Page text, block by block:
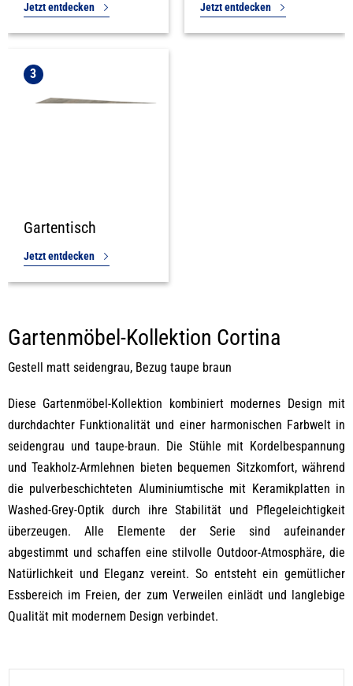
Jetzt entdecken Jetzt entdecken
3
Gartentisch
Jetzt entdecken
Gartenmöbel-Kollektion Cortina
Gestell matt seidengrau, Bezug taupe braun
Diese Gartenmöbel-Kollektion kombiniert modernes Design mit
durchdachter Funktionalität und einer harmonischen Farbwelt in
seidengrau und taupe-braun. Die Stühle mit Kordelbespannung
und Teakholz-Armlehnen bieten bequemen Sitzkomfort, während
die pulverbeschichteten Aluminiumtische mit Keramikplatten in
Washed-Grey-Optik durch ihre Stabilität und Pflegeleichtigkeit
überzeugen. Alle Elemente der Serie sind aufeinander
abgestimmt und schaffen eine stilvolle Outdoor-Atmosphäre, die
Natürlichkeit und Eleganz vereint. So entsteht ein gemütlicher
Essbereich im Freien, der zum Verweilen einlädt und langlebige
Qualität mit modernem Design verbindet.